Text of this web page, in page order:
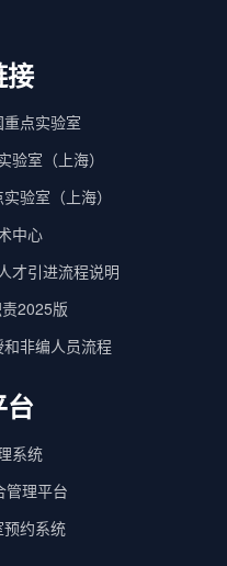
接
点实验室
验室（上海）
验室（上海）
中心
才引进流程说明
2025版
非编人员流程
台
系统
管理平台
约系统